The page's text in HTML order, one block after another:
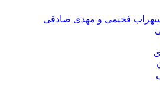
فخیمی و مهدی صادقی